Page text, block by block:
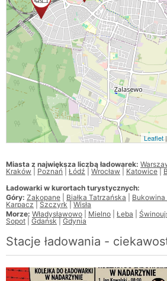
Leaflet
Miasta z największa liczbą ładowarek:
Kraków
Poznań Łódź Wrocław Katowice
Ładowarki w kurortach turystycznych:
Góry: Zakopane Białka Tatrzańska Bukowina
Karpacz
Szczyrk
Wisła
Morze: Władysławowo Mielno Łeba
Sopot
Gdańsk Gdynia
Stacje ładowania -